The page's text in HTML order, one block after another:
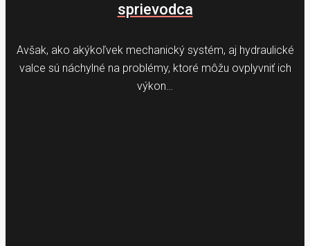
sprievodca
Avšak, ako akýkoľvek mechanický systém, aj hydraulické
valce sú náchylné na problémy, ktoré môžu ovplyvniť ich
výkon…